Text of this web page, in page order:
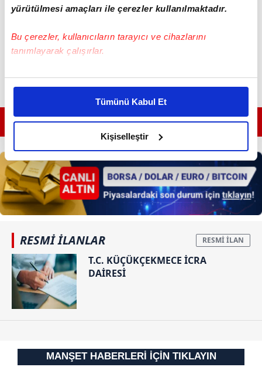
yürütülmesi amaçları ile çerezler kullanılmaktadır.
Bu çerezler, kullanıcıların tarayıcı ve cihazlarını
tanımlayarak çalışırlar.
Bu çerezlere izin vermeniz halinde sizlere özel
daha iyi reklam deneyimi yaşatabiliriz. Bunu yaparken
amacımızın size daha iyi bir reklam deneyimi sunmak
olduğunu ve sizlere en iyi içerikleri sunabilmek adına
elimizden gelen çabayı gösterdiğimizi ve bu noktada,
reklamların maliyetlerimizi karşılamak noktasında tek gelir
kalemimiz olduğunu sizlere hatırlatmak isteriz.
Her halükârda, kullanıcılar, bu çerezlere izin vermedikleri
gösterilmeyecektir."
Sizlere daha iyi bir hizmet sunabilmek için İnternet
Sitemizde kendimize ve üçüncü kişilere ait çerezler
kullanılmaktadır. Bu çerezler vasıtasıyla çeşitli kişisel
verileriniz işlenmekte olup gerekli olan çerezler bilgi
toplumu hizmetlerinin sunulması amacıyla
reklam/pazarlama faaliyetlerinin yapılması, amaçlarıyla
Tümünü Kabul Et
Kişiselleştir
GÜNÜN EN ÖNEMLİ MANŞETLERİ İÇİN TIKLAYIN
RESMİ İLANLAR
T.C. KÜÇÜKÇEKMECE İCRA
DAİRESİ
MANŞET HABERLERİ İÇİN TIKLAYIN